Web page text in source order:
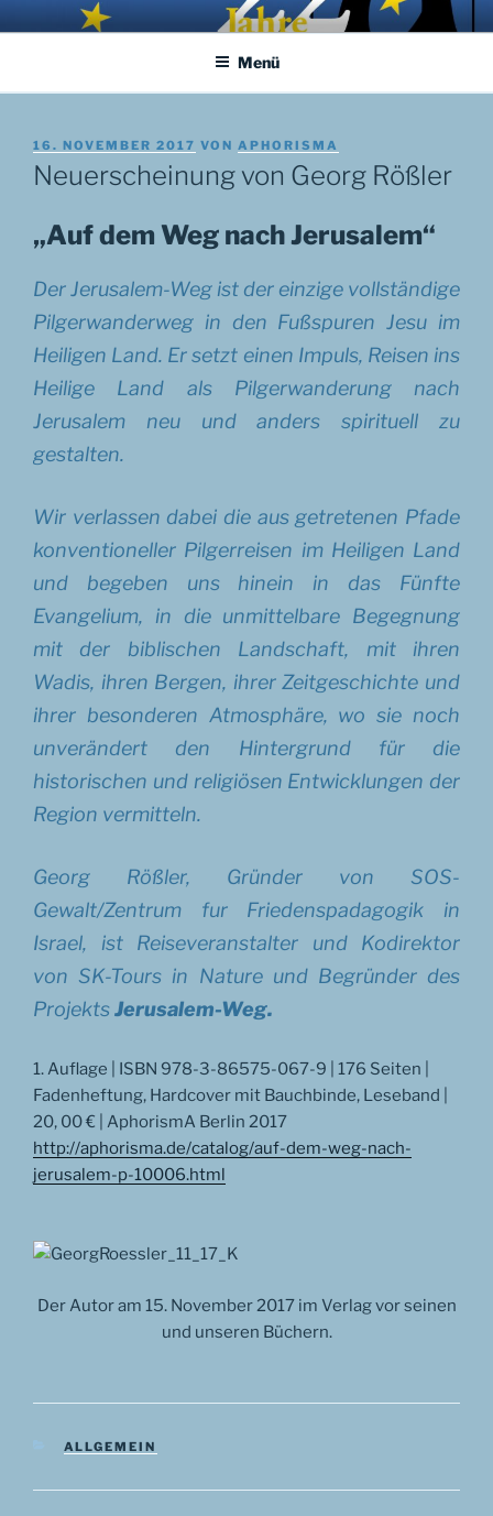
InhaltAPHORISMA.EU
… links und rechts von Jerusalem …
Menü
VERÖFFENTLICHT
AM
16. NOVEMBER 2017 VON APHORISMA
Neuerscheinung von Georg Rößler
„Auf dem Weg nach Jerusalem“
DerJerusalem-Weg ist der einzige vollständige
Pilgerwanderweg in den Fußspuren Jesu im
Heiligen Land. Er setzt einen Impuls, Reisen ins
Heilige Land als Pilgerwanderung nach
Jerusalem neu und anders spirituell zu
gestalten.
Wir verlassen dabei die aus getretenen Pfade
konventioneller Pilgerreisen im Heiligen Land
und begeben uns hinein in das Fünfte
Evangelium, in die unmittelbare Begegnung
mit der biblischen Landschaft, mit ihren
Wadis, ihren Bergen, ihrer Zeitgeschichte und
ihrer besonderen Atmosphäre, wo sie noch
unverändert den Hintergrund für die
historischen und religiösen Entwicklungen der
Region vermitteln.
Georg Rößler, Gründer von SOS-
Gewalt/Zentrum fur Friedenspadagogik in
Israel, ist Reiseveranstalter und Kodirektor
vonSK-Tours in Natureund Begründer des
ProjektsJerusalem-Weg.
1. Auflage | ISBN 978-3-86575-067-9 | 176 Seiten |
Fadenheftung, Hardcover mit Bauchbinde, Leseband |
20, 00 € | AphorismA Berlin 2017
http://aphorisma.de/catalog/auf-dem-weg-nach-
jerusalem-p-10006.html
Der Autor am 15. November 2017 im Verlag vor seinen
und unseren Büchern.
KATEGORIEN
ALLGEMEIN